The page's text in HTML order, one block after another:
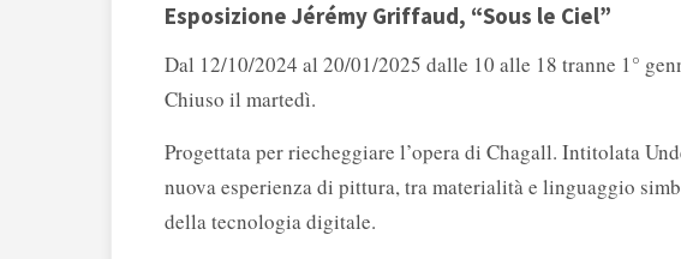
Esposizione Jérémy Griffaud, “Sous le Ciel”
Dal 12/10/2024 al 20/01/2025 dalle 10 alle 18 tranne 1°
Chiuso il martedì.
Progettata per riecheggiare l’opera di Chagall. Intitolata
nuova esperienza di pittura, tra materialità e linguaggio
della tecnologia digitale.